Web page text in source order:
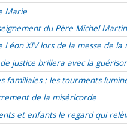
Marie
du Père Michel
Léon XIV lors de la messe de la
justice brillera avec la
familiales : les tourments
de la miséricorde
et enfants le regard qui